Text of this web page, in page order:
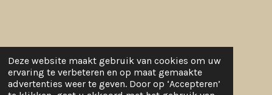
Deze website maakt gebruik van cookies om uw
ervaring te verbeteren en op maat gemaakte
advertenties weer te geven. Door op ‘Accepteren’